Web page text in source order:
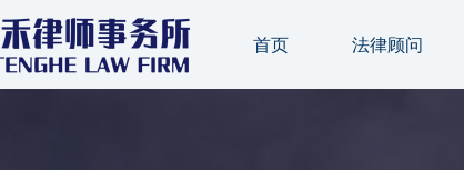
首页 法律顾问